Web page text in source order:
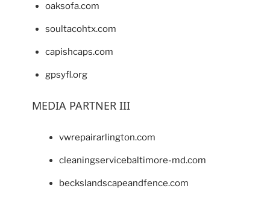
oaksofa.com
soultacohtx.com
capishcaps.com
gpsyfl.org
MEDIA PARTNER III
vwrepairarlington.com
cleaningservicebaltimore-md.com
beckslandscapeandfence.com